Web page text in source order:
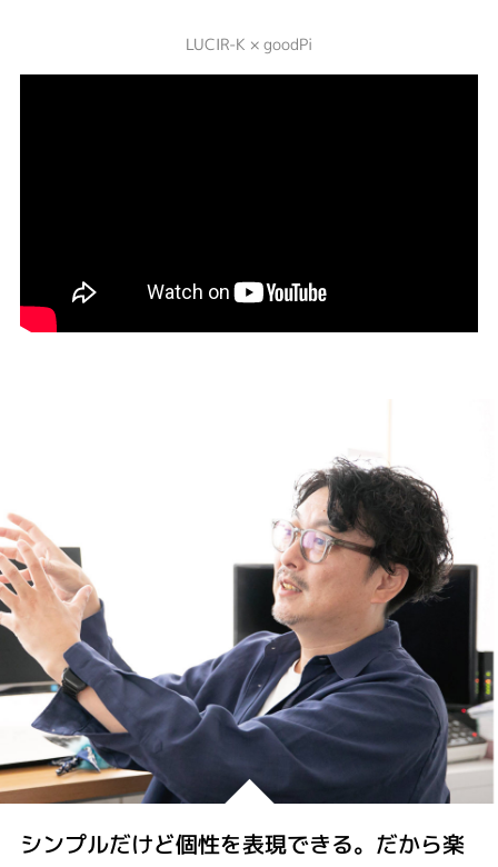
LUCIR-K × goodPi
シンプルだけど個性を表現できる。だから楽